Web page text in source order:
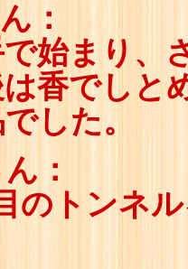
：
始まり、
香でしと
した。
：
のトンネ